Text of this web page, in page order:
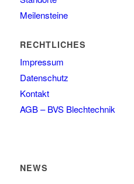
Meilensteine
RECHTLICHES
Impressum
Datenschutz
Kontakt
AGB – BVS Blechtechnik
NEWS